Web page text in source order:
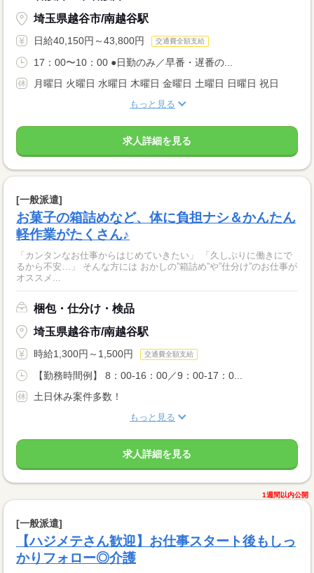
埼玉県越谷市/南越谷駅
日給40,150円～43,800円 交通費全額支給
17：00〜10：00 ●日勤のみ／早番・遅番の...
月曜日 火曜日 水曜日 木曜日 金曜日 土曜日 日曜日 祝日
もっと見る
求人詳細を見る
[一般派遣]
お菓子の箱詰めなど、体に負担ナシ＆かんたん
軽作業がたくさん♪
「カンタンなお仕事からはじめていきたい」 「久しぶりに働きにで
るから不安…」 そんな方には おかしの”箱詰め”や”仕分け”のお仕事が
オススメ...
梱包・仕分け・検品
埼玉県越谷市/南越谷駅
時給1,300円～1,500円 交通費全額支給
【勤務時間例】 8：00-16：00／9：00-17：0...
土日休み案件多数！
もっと見る
求人詳細を見る
1週間以内公開
[一般派遣]
【ハジメテさん歓迎】お仕事スタート後もしっ
かりフォロー◎介護